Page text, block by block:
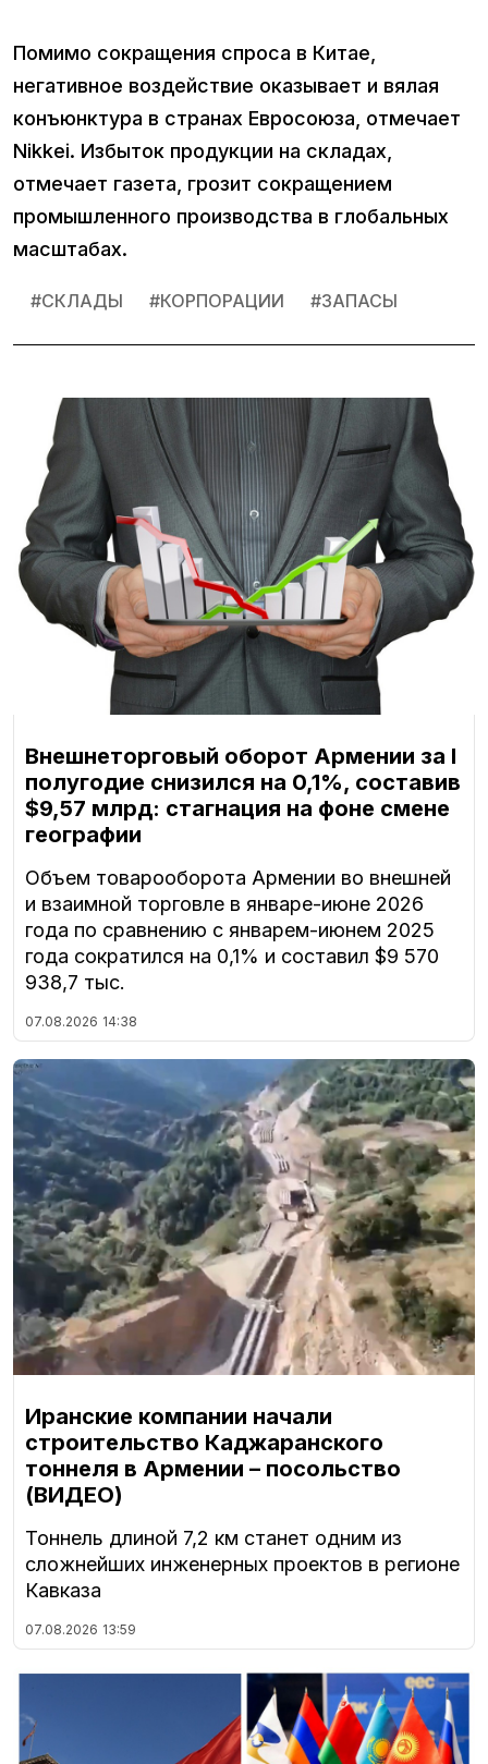
Помимо сокращения спроса в Китае,
негативное воздействие оказывает и вялая
конъюнктура в странах Евросоюза, отмечает
Nikkei. Избыток продукции на складах,
отмечает газета, грозит сокращением
промышленного производства в глобальных
масштабах.
#СКЛАДЫ #КОРПОРАЦИИ #ЗАПАСЫ
Внешнеторговый оборот Армении за I
полугодие снизился на 0,1%, составив
$9,57 млрд: стагнация на фоне смене
географии
Объем товарооборота Армении во внешней
и взаимной торговле в январе-июне 2026
года по сравнению с январем-июнем 2025
года сократился на 0,1% и составил $9 570
938,7 тыс.
07.08.2026 14:38
Иранские компании начали
строительство Каджаранского
тоннеля в Армении – посольство
(ВИДЕО)
Тоннель длиной 7,2 км станет одним из
сложнейших инженерных проектов в регионе
Кавказа
07.08.2026 13:59